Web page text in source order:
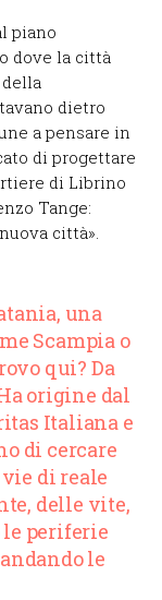
piano
dove la città
dietro
a pensare in
di progettare
di Librino
Tange:
città».
una
Scampia o
qui? Da
origine dal
Italiana e
di cercare
di reale
delle vite,
le periferie
le